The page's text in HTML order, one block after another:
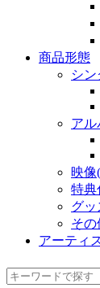
商品形態
シ
アル
映像
特典
グッ
その
アーティ